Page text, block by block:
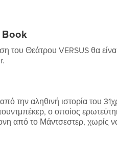
του Θεάτρου VERSUS θα
την αληθινή ιστορία του
ο οποίος
από το Μάντσεστερ, χωρίς